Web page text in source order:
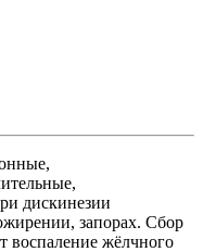
дискинезии
запорах. Сбор
воспаление жёлчного